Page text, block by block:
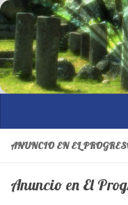
Saltar al contenido
ANUNCIO EN EL
Anuncio en El